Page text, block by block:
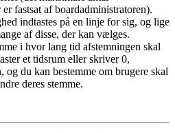
fastsat af boardadministratoren).
indtastes på en linje for sig, og lige
af disse, der kan vælges.
i hvor lang tid afstemningen skal
et tidsrum eller skriver 0,
og du kan bestemme om brugere skal
deres stemme.